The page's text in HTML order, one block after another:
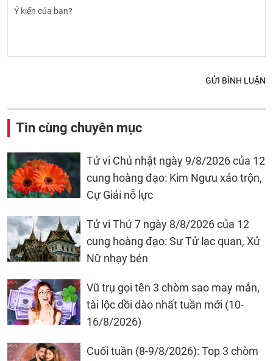
GỬI BÌNH LUẬN
Tin cùng chuyên mục
Tử vi Chủ nhật ngày 9/8/2026 của 12
cung hoàng đạo: Kim Ngưu xáo trộn,
Cự Giải nỗ lực
Tử vi Thứ 7 ngày 8/8/2026 của 12
cung hoàng đạo: Sư Tử lạc quan, Xử
Nữ nhạy bén
Vũ trụ gọi tên 3 chòm sao may mắn,
tài lộc dồi dào nhất tuần mới (10-
16/8/2026)
Cuối tuần (8-9/8/2026): Top 3 chòm